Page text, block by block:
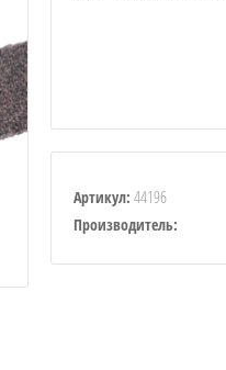
Артикул: 44196
Производитель: